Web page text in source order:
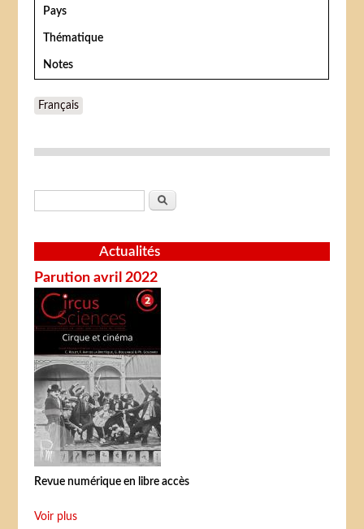
Pays
Thématique
Notes
Français
Formulaire de recherche
Rechercher
Actualités
Parution avril 2022
Revue numérique en libre accès
Voir plus